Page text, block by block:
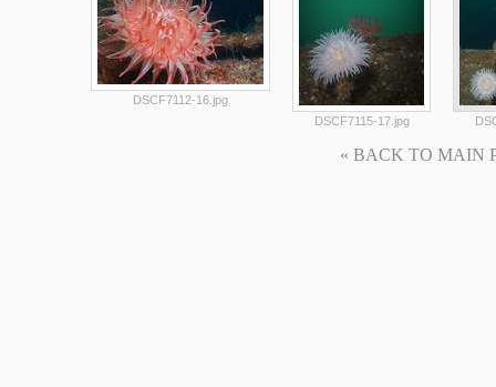
DSCF7112-16.jpg
DSCF7115-17.jpg
« BACK TO MAIN